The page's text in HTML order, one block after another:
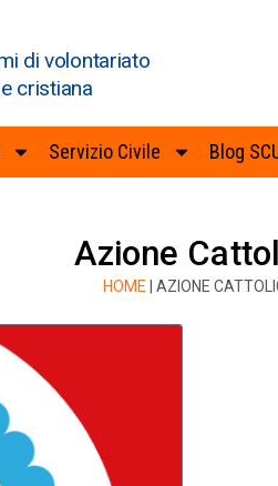
di volontariato
cristiana
Servizio Civile Blog
Azione
HOME AZIONE